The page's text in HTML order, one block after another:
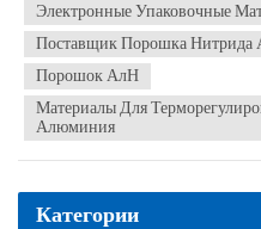
Электронные Упаковочные
Поставщик Порошка Нитрида
Порошок АлН
Материалы Для
Алюминия
Категории